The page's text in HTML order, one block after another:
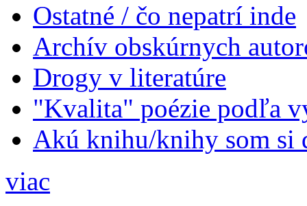
Ostatné / čo nepatrí inde
Archív obskúrnych
Drogy v literatúre
"Kvalita" poézie podľa
Akú knihu/knihy som si
viac